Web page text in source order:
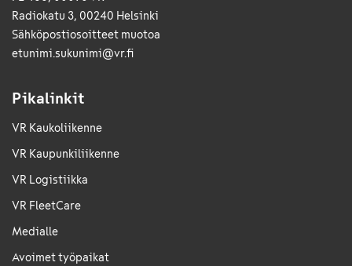
Radiokatu 3, 00240 Helsinki
Sähkö­posti­osoitteet muotoa
etunimi.sukunimi@vr.fi
Pikalinkit
VR Kaukoliikenne
VR Kaupunkiliikenne
VR Logistiikka
VR FleetCare
Medialle
Avoimet työpaikat